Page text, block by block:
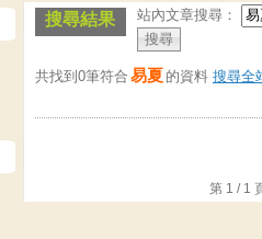
搜尋結果 站內文章搜尋：
共找到0筆符合 易夏 的資料 搜尋全
第 1 /